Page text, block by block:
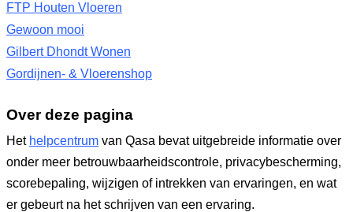
FTP Houten Vloeren
Gewoon mooi
Gilbert Dhondt Wonen
Gordijnen- & Vloerenshop
Over deze pagina
Het helpcentrum van Qasa bevat uitgebreide informatie over
onder meer betrouwbaarheidscontrole, privacybescherming,
scorebepaling, wijzigen of intrekken van ervaringen, en wat
er gebeurt na het schrijven van een ervaring.